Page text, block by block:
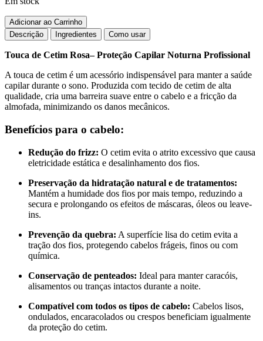
8,90 €.5,90 €.
Quantidade
de
Touca
de
dourada
Adicionar ao Carrinho
Descrição
Ingredientes Como usar
Touca de Cetim Rosa– Proteção Capilar Noturna Profissional
A touca de cetim é um acessório indispensável para manter a saúde
capilar durante o sono. Produzida com tecido de cetim de alta
qualidade, cria uma barreira suave entre o cabelo e a fricção da
almofada, minimizando os danos mecânicos.
Benefícios para o cabelo:
Redução do frizz: O cetim evita o atrito excessivo que causa
eletricidade estática e desalinhamento dos fios.
Preservação da hidratação natural e de tratamentos:
Mantém a humidade dos fios por mais tempo, reduzindo a
secura e prolongando os efeitos de máscaras, óleos ou leave-
ins.
Prevenção da quebra: A superfície lisa do cetim evita a
tração dos fios, protegendo cabelos frágeis, finos ou com
química.
Conservação de penteados: Ideal para manter caracóis,
alisamentos ou tranças intactos durante a noite.
Compatível com todos os tipos de cabelo: Cabelos lisos,
ondulados, encaracolados ou crespos beneficiam igualmente
da proteção do cetim.